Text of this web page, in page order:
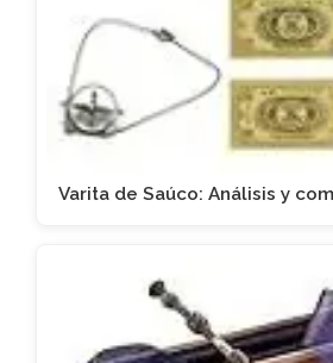
Varita de Saúco: Análisis y